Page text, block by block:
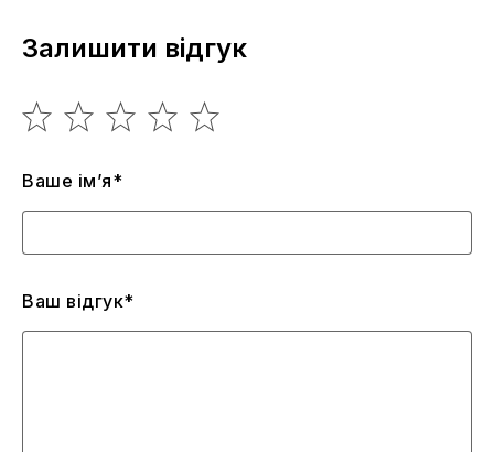
Залишити відгук
Ваше ім’я*
Ваш відгук*